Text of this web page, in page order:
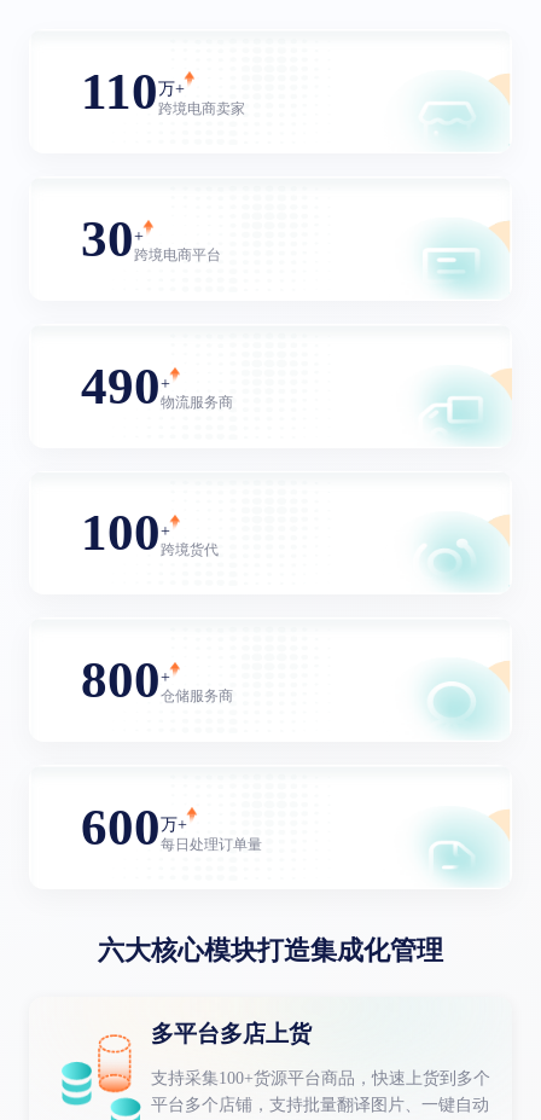
110万+
跨境电商卖家
30+
跨境电商平台
490+
物流服务商
100+
跨境货代
800+
仓储服务商
600万+
每日处理订单量
六大核心模块打造集成化管理
多平台多店上货
支持采集100+货源平台商品，快速上货到多个
平台多个店铺，支持批量翻译图片、一键自动